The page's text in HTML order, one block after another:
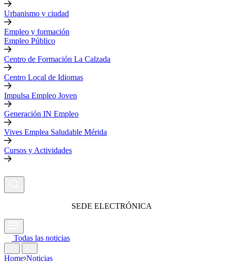
Urbanismo y ciudad
Empleo y formación
Empleo Público
Centro de Formación La Calzada
Centro Local de Idiomas
Impulsa Empleo Joven
Generación IN Empleo
Vives Emplea Saludable Mérida
Cursos y Actividades
SEDE ELECTRÓNICA
Todas las noticias
Home Noticias